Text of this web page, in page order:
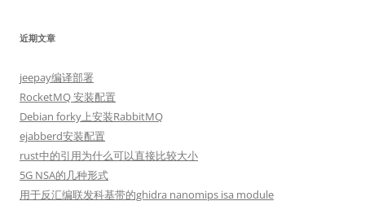
近期文章
jeepay编译部署
RocketMQ 安装配置
Debian forky上安装RabbitMQ
ejabberd安装配置
rust中的引用为什么可以直接比较大小
5G NSA的几种形式
用于反汇编联发科基带的ghidra nanomips isa module